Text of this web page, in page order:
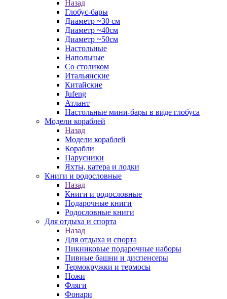
Назад
Глобус-бары
Диаметр ~30 см
Диаметр ~40см
Диаметр ~50см
Настольные
Напольные
Со столиком
Итальянские
Китайские
Jufeng
Атлант
Настольные мини-бары в виде глобуса
Модели кораблей
Назад
Модели кораблей
Корабли
Парусники
Яхты, катера и лодки
Книги и родословные
Назад
Книги и родословные
Подарочные книги
Родословные книги
Для отдыха и спорта
Назад
Для отдыха и спорта
Пикниковые подарочные наборы
Пивные башни и диспенсеры
Термокружки и термосы
Ножи
Фляги
Фонари